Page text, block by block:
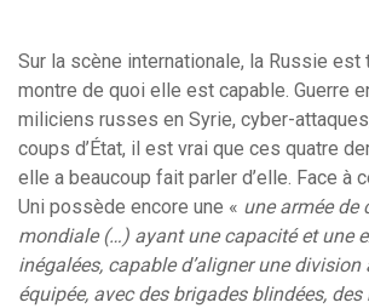
Sur la scène internationale, la Russie
montre de quoi elle est capable. Guerre
miliciens russes en Syrie, cyber-
coups d’État, il est vrai que ces quatre
elle a beaucoup fait parler d’elle. Face à
Uni possède encore une « une armée de
mondiale (…) ayant une capacité et une
inégalées, capable d’aligner une division
équipée, avec des brigades blindées, des